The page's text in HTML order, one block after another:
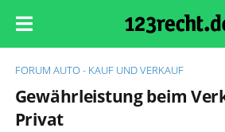
FORUM AUTO - KAUF UND VERKAUF
Gewährleistung beim
Privat